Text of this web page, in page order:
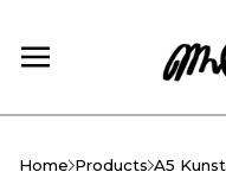
Home Products A5